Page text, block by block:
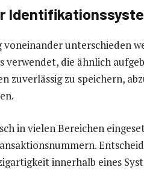
unterschieden
die ähnlich
zuverlässig zu speichern,
in vielen Bereichen
innerhalb eines